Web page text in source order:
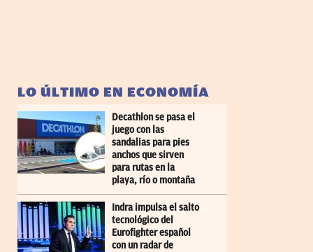
LO ÚLTIMO EN ECONOMÍA
Decathlon se pasa el
juego con las
sandalias para pies
anchos que sirven
para rutas en la
playa, río o montaña
Indra impulsa el salto
tecnológico del
Eurofighter español
con un radar de